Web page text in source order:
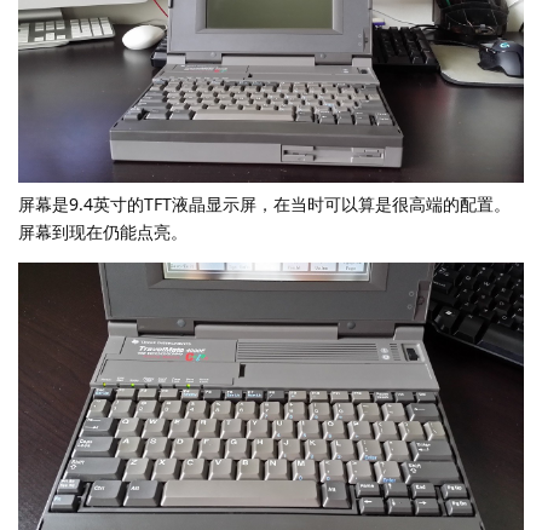
屏幕是9.4英寸的TFT液晶显示屏，在当时可以算是很高端的配置。
屏幕到现在仍能点亮。